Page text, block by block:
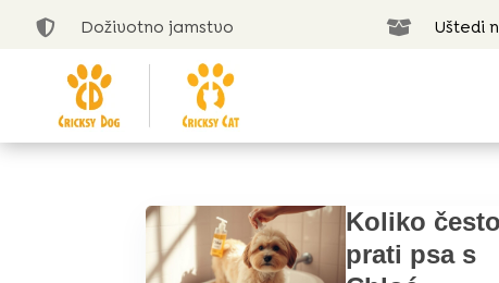
 Doživotno jamstvo  Uštedi
Koliko često
prati psa s